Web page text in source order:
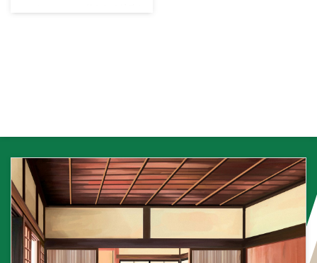
す。大車輪の成立条件は、手牌が
のみで構成される手）であること
です。大車輪は役満とされること
が多いですが、地域によっては満
貫とされる場合もあります。 人
和（レンホー） 人和は子のみ ...